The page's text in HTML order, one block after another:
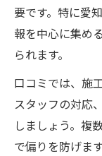
要です。特に愛
報を中心に集め
られます。
口コミでは、施
スタッフの対応
しましょう。複
で偏りを防げます